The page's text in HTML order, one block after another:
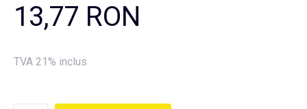
13,77 RON
TVA 21% inclus